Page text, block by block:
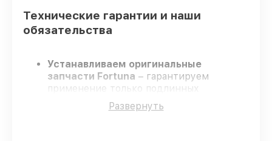
Технические гарантии и наши
обязательства
Устанавливаем оригинальные
запчасти Fortuna – гарантируем
применение только подлинных
комплектующих.
Опытные инженеры– проходят строгий
Развернуть